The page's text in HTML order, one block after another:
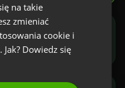
ITALIAN
na takie
zmieniać
cookie i
Dowiedz się